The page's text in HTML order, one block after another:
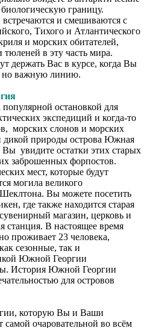
границу.
и смешиваются с
Тихого и Атлантического
и морских обитателей,
в эту часть мира.
держать Вас в курсе, когда Вы
но важную линию.
популярной остановкой для
экспедиций и когда-то
морских слонов и морских
дикой природы острова Южная
увидите остатки этих старых
заброшенных форпостов.
мест, которые будут
могила великого
Шеклтона. Вы можете посетить
где также находится старая
магазин, церковь и
станция. В настоящее время
проживает 23 человека,
сезонные, так и
Южной Георгии
История Южной Георгии
для островов
которую Вы и Ваши
самой очаровательной во всём